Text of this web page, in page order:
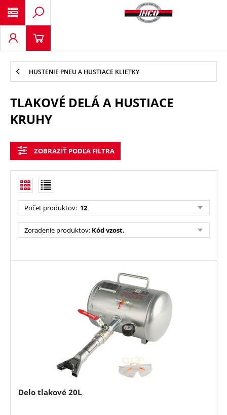
HUSTENIE PNEU A HUSTIACE KLIETKY
TLAKOVÉ DELÁ A HUSTIACE
KRUHY
ZOBRAZIŤ PODĽA FILTRA
Počet produktov: 12
Zoradenie produktov: Kód vzost.
Delo tlakové 20L